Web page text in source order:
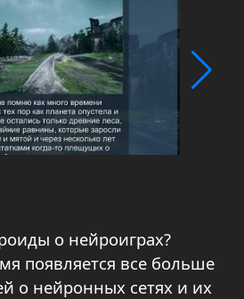
о нейроиграх?
появляется все больше
о нейронных сетях и их